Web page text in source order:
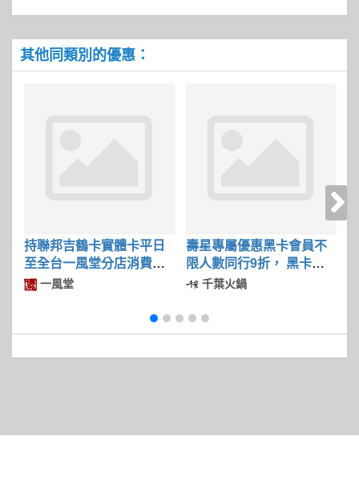
其他同類別的優惠：
持聯邦吉鶴卡實體卡平日
至全台一風堂分店消費滿
$600可現折$50
一風堂
壽星專屬優惠黑卡會員不
限人數同行9折， 黑卡壽
星本人最低5折起
千葉火鍋